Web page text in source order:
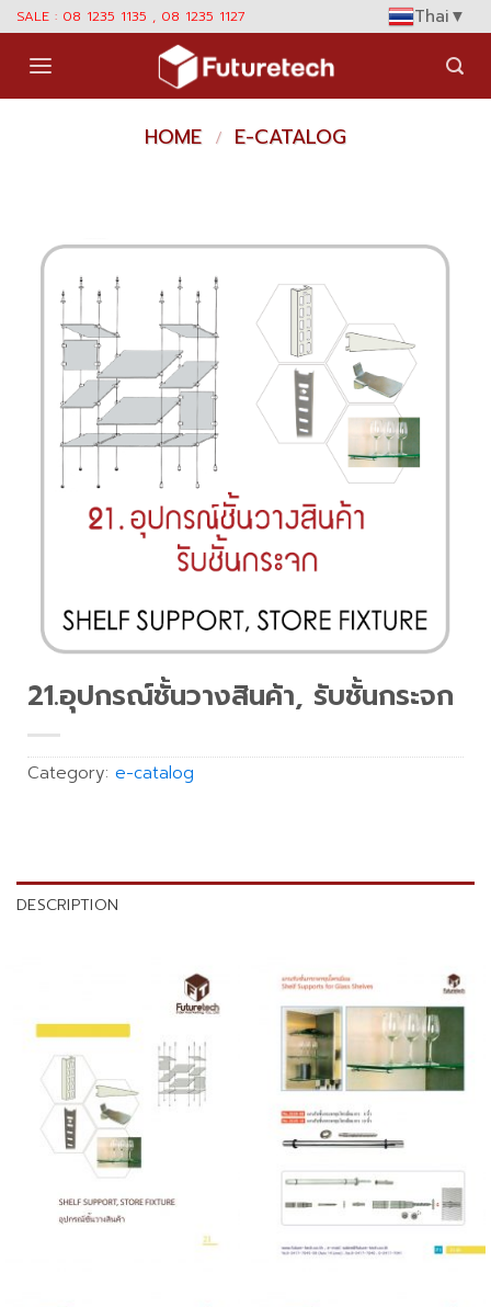
Skip
content
SALE : 08 1235 1135 , 08 1235 1127 Thai▼
HOME / E-CATALOG
21.อุปกรณ์ชั้นวางสินค้า, รับชั้นกระจก
Category: e-catalog
DESCRIPTION